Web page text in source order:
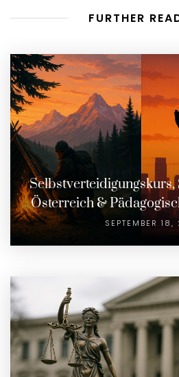
FURTHER
Österreich &
SEPTEMBER